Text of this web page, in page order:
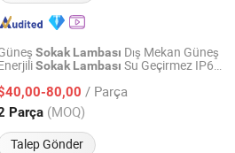
Sokak Lambası Dış Mekan Güneş
Sokak Lambası Su Geçirmez IP65
sokaklambasıdış mekan güneş
sokaklambası
80,00 / Parça
Parça (MOQ)
Talep Gönder
Equipment Co., Ltd
Fiyat 2026